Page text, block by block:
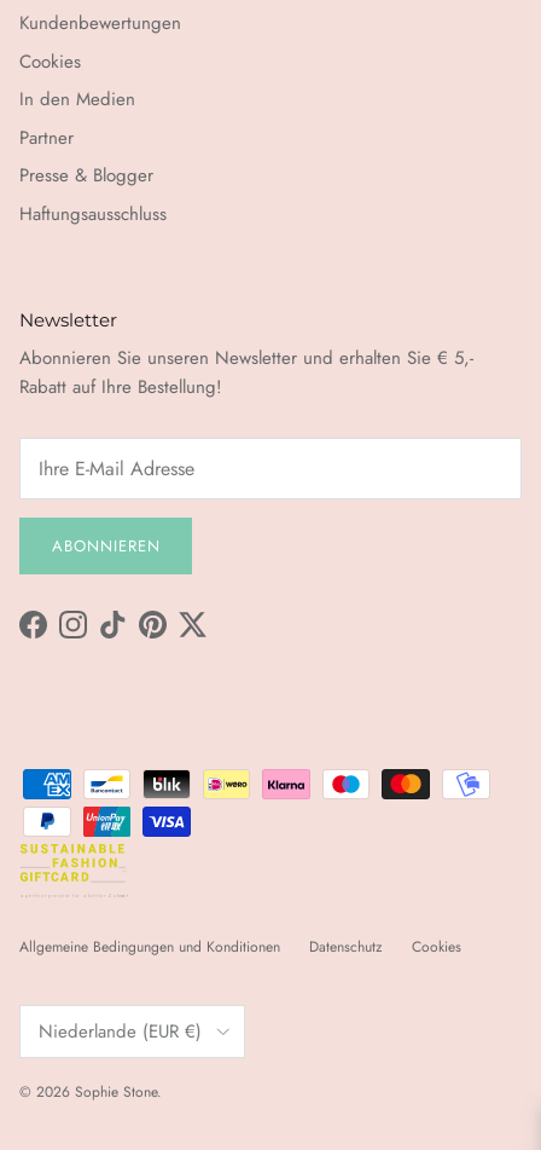
Kundenbewertungen
Cookies
In den Medien
Partner
Presse & Blogger
Haftungsausschluss
Newsletter
Abonnieren Sie unseren Newsletter und erhalten Sie € 5,-
Rabatt auf Ihre Bestellung!
ABONNIEREN
FacebookInstagram
TikTokPinterestTwitter
a p e rfe ct p re s e nt für a b e tt e r Zukunft
re
Allgemeine Bedingungen und Konditionen Datenschutz Cookies
Land/Region
Niederlande (EUR €)
© 2026 Sophie Stone.